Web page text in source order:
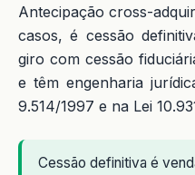
Antecipação cross-
casos, é cessão
giro com cessão
e têm engenharia
9.514/1997 e na Lei
Cessão definitiva é